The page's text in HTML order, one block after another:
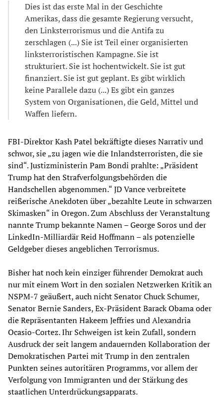
Dies ist das erste Mal in der Geschichte
Amerikas, dass die gesamte Regierung versucht,
den Linksterrorismus und die Antifa zu
zerschlagen (...) Sie ist Teil einer organisierten
linksterroristischen Kampagne. Sie ist
strukturiert. Sie ist hochentwickelt. Sie ist gut
finanziert. Sie ist gut geplant. Es gibt wirklich
keine Parallele dazu (...) Es gibt ein ganzes
System von Organisationen, die Geld, Mittel und
Waffen liefern.
FBI-Direktor Kash Patel bekräftigte dieses Narrativ und
schwor, sie „zu jagen wie die Inlandsterroristen, die sie
sind“. Justizministerin Pam Bondi prahlte: „Präsident
Trump hat den Strafverfolgungsbehörden die
Handschellen abgenommen.“ JD Vance verbreitete
reißerische Anekdoten über „bezahlte Leute in schwarzen
Skimasken“ in Oregon. Zum Abschluss der Veranstaltung
nannte Trump bekannte Namen – George Soros und der
LinkedIn-Milliardär Reid Hoffmann – als potenzielle
Geldgeber dieses angeblichen Terrorismus.
Bisher hat noch kein einziger führender Demokrat auch
nur mit einem Wort in den sozialen Netzwerken Kritik an
NSPM-7 geäußert, auch nicht Senator Chuck Schumer,
Senator Bernie Sanders, Ex-Präsident Barack Obama oder
die Repräsentanten Hakeem Jeffries und Alexandria
Ocasio-Cortez. Ihr Schweigen ist kein Zufall, sondern
Ausdruck der seit langem andauernden Kollaboration der
Demokratischen Partei mit Trump in den zentralen
Punkten seines autoritären Programms, vor allem der
Verfolgung von Immigranten und der Stärkung des
staatlichen Unterdrückungsapparats.